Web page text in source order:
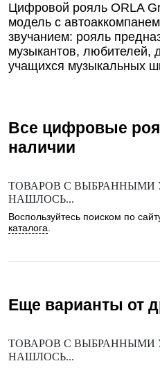
Цифровой рояль ORLA
модель с
звучанием: рояль
музыкантов, любителей,
учащихся музыкальных
Все цифровые
наличии
ТОВАРОВ С ВЫБРАННЫМИ
НАШЛОСЬ...
Воспользуйтесь поиском по
каталога.
Еще варианты от
ТОВАРОВ С ВЫБРАННЫМИ
НАШЛОСЬ...